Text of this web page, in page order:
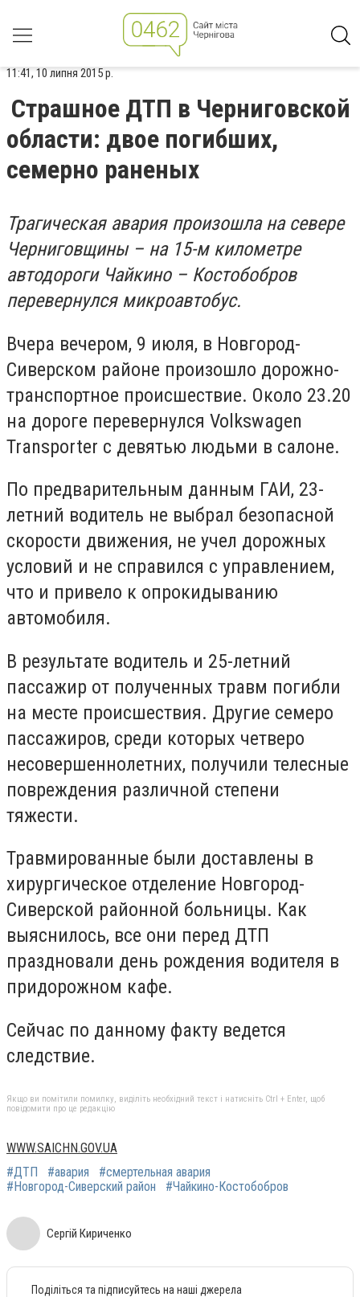
11:41, 10 липня 2015 р.
Страшное ДТП в Черниговской
области: двое погибших,
семерно раненых
Трагическая авария произошла на севере
Черниговщины – на 15-м километре
автодороги Чайкино – Костобобров
перевернулся микроавтобус.
Вчера вечером, 9 июля, в Новгород-
Сиверском районе произошло дорожно-
транспортное происшествие. Около 23.20
на дороге перевернулся Volkswagen
Transporter с девятью людьми в салоне.
По предварительным данным ГАИ, 23-
летний водитель не выбрал безопасной
скорости движения, не учел дорожных
условий и не справился с управлением,
что и привело к опрокидыванию
автомобиля.
В результате водитель и 25-летний
пассажир от полученных травм погибли
на месте происшествия. Другие семеро
пассажиров, среди которых четверо
несовершеннолетних, получили телесные
повреждения различной степени
тяжести.
Травмированные были доставлены в
хирургическое отделение Новгород-
Сиверской районной больницы. Как
выяснилось, все они перед ДТП
праздновали день рождения водителя в
придорожном кафе.
Сейчас по данному факту ведется
следствие.
Якщо ви помітили помилку, виділіть необхідний текст і натисніть Ctrl + Enter, щоб
повідомити про це редакцію
WWW.SAICHN.GOV.UA
#ДТП
#авария
#смертельная авария
#Новгород-Сиверский район
#Чайкино-Костобобров
Сергій Кириченко
Поділіться та підписуйтесь на наші джерела